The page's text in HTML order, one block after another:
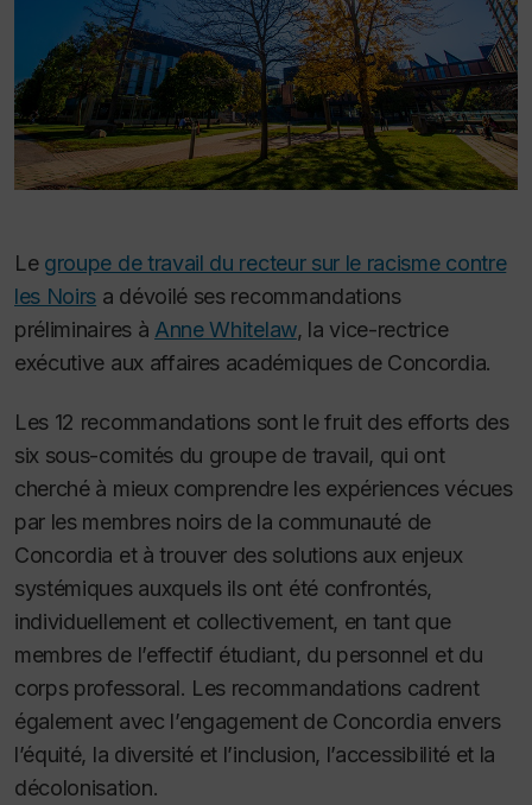
Le groupe de travail du recteur sur le racisme contre
les Noirs a dévoilé ses recommandations
préliminaires à Anne Whitelaw, la vice-rectrice
exécutive aux affaires académiques de Concordia.
Les 12 recommandations sont le fruit des efforts des
six sous-comités du groupe de travail, qui ont
cherché à mieux comprendre les expériences vécues
par les membres noirs de la communauté de
Concordia et à trouver des solutions aux enjeux
systémiques auxquels ils ont été confrontés,
individuellement et collectivement, en tant que
membres de l’effectif étudiant, du personnel et du
corps professoral. Les recommandations cadrent
également avec l’engagement de Concordia envers
l’équité, la diversité et l’inclusion, l’accessibilité et la
décolonisation.